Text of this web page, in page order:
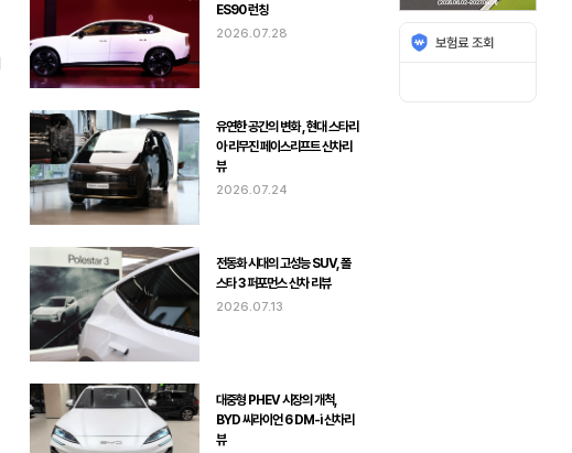
ES90 런칭
2026.07.28
유연한 공간의 변화 , 현대 스타리
아 리무진 페이스리프트 신차리
뷰
2026.07.24
전동화 시대의 고성능 SUV, 폴
스타 3 퍼포먼스 신차 리뷰
2026.07.13
대중형 PHEV 시장의 개척,
BYD 씨라이언 6 DM-i 신차리
뷰